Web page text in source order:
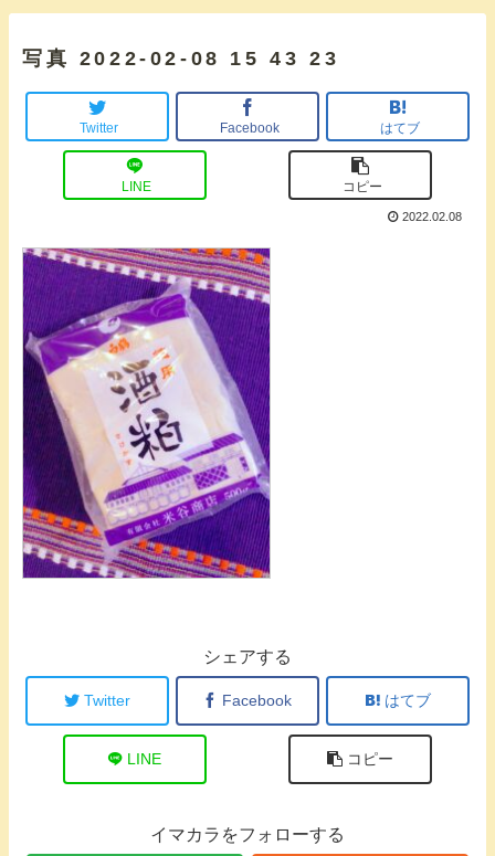
写真 2022-02-08 15 43 23
Twitter Facebook はてブ
LINE コピー
2022.02.08
シェアする
Twitter Facebook はてブ
LINE コピー
イマカラをフォローする